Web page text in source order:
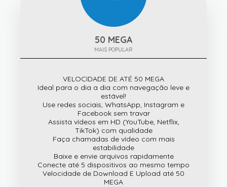
50 MEGA
MAIS POPULAR
VELOCIDADE DE ATÉ 50 MEGA
Ideal para o dia a dia com navegação leve e
estável!
Use redes sociais, WhatsApp, Instagram e
Facebook sem travar
Assista vídeos em HD (YouTube, Netflix,
TikTok) com qualidade
Faça chamadas de vídeo com mais
estabilidade
Baixe e envie arquivos rapidamente
Conecte até 5 dispositivos ao mesmo tempo
Velocidade de Download E Upload até 50
MEGA